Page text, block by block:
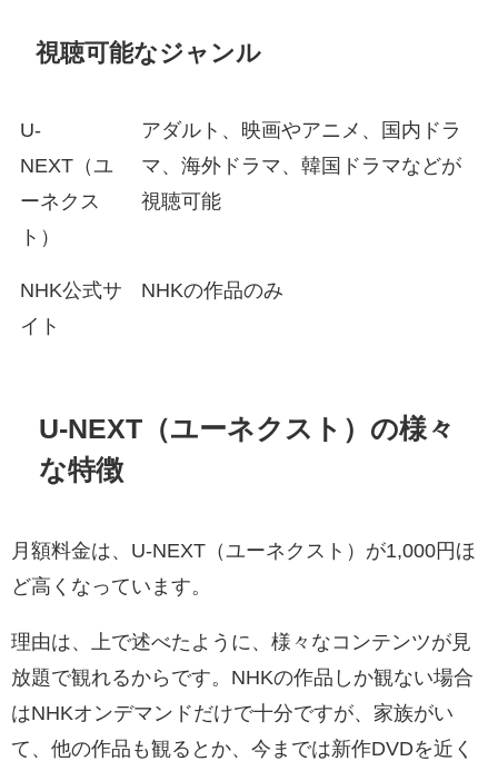
視聴可能なジャンル
U-
NEXT（ユ
ーネクス
ト）
アダルト、映画やアニメ、国内ドラ
マ、海外ドラマ、韓国ドラマなどが
視聴可能
NHK公式サ
イト
NHKの作品のみ
U-NEXT（ユーネクスト）の様々
な特徴
月額料金は、U-NEXT（ユーネクスト）が1,000円ほ
ど高くなっています。
理由は、上で述べたように、様々なコンテンツが見
放題で観れるからです。NHKの作品しか観ない場合
はNHKオンデマンドだけで十分ですが、家族がい
て、他の作品も観るとか、今までは新作DVDを近く